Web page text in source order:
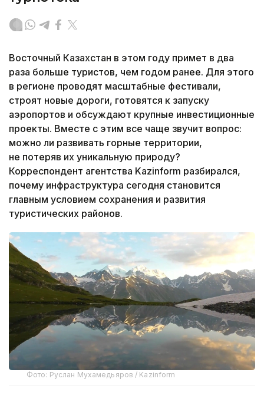
Восточный Казахстан в этом году примет в два
раза больше туристов, чем годом ранее. Для этого
в регионе проводят масштабные фестивали,
строят новые дороги, готовятся к запуску
аэропортов и обсуждают крупные инвестиционные
проекты. Вместе с этим все чаще звучит вопрос:
можно ли развивать горные территории,
не потеряв их уникальную природу?
Корреспондент агентства Kazinform разбирался,
почему инфраструктура сегодня становится
главным условием сохранения и развития
туристических районов.
Фото: Руслан Мухамедьяров / Kazinform